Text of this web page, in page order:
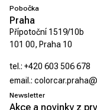
Pobočka
Praha
Přípotoční 1519/10b
101 00, Praha 10
tel.: +420 603 506 678
email.:
Newsletter
Akce a novinky z